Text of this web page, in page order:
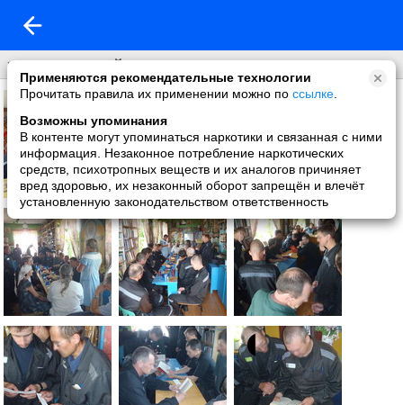
Применяются рекомендательные технологии
Прочитать правила их применении можно по ссылке
Возможны упоминания
В контенте могут упоминаться наркотики и связанная с ними
информация. Незаконное потребление наркотических
средств, психотропных веществ и их аналогов причиняет
вред здоровью, их незаконный оборот запрещён и влечёт
установленную законодательством ответственность
зачет с москвой